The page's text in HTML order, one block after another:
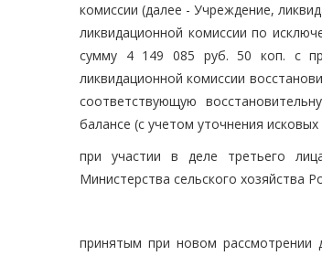
комиссии (далее - Учреждение,
ликвидационной комиссии по
сумму 4 149 085 руб. 50 коп. с
ликвидационной комиссии
соответствующую
балансе (с учетом уточнения
при участии в деле третьего
Министерства сельского хозяйства
принятым при новом рассмотрении